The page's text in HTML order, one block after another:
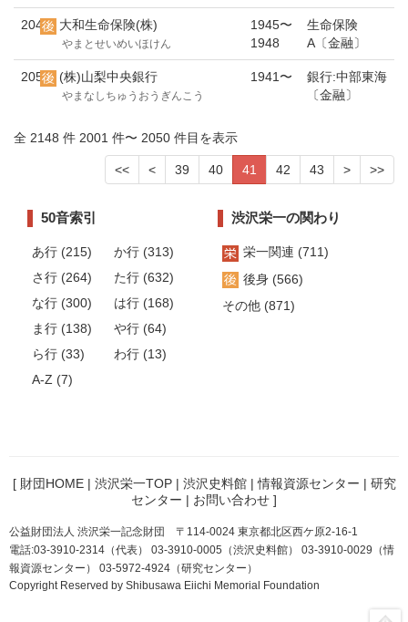
2049 大和生命保険(株)
やまとせいめいほけん
1945〜
1948
生命保険
A〔金融〕
2050 (株)山梨中央銀行
やまなしちゅうおうぎんこう
1941〜
銀行:中部東海
〔金融〕
全 2148 件 2001 件〜 2050 件目を表示
<< < 39 40 41 42 43 > >>
50音索引
あ行 (215)
か行 (313)
さ行 (264)
た行 (632)
な行 (300)
は行 (168)
ま行 (138)
や行 (64)
ら行 (33)
わ行 (13)
A-Z (7)
渋沢栄一の関わり
栄一関連 (711)
後身 (566)
その他 (871)
[ 財団HOME| 渋沢栄一TOP| 渋沢史料館|情報資源センター | 研究
センター | お問い合わせ ]
公益財団法人 渋沢栄一記念財団 〒114-0024 東京都北区西ケ原2-16-1
電話:03-3910-2314（代表） 03-3910-0005（渋沢史料館） 03-3910-0029（情
報資源センター） 03-5972-4924（研究センター）
Copyright Reserved by Shibusawa Eiichi Memorial Foundation